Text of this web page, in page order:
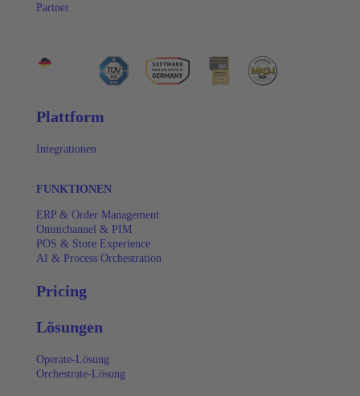
Partner
Plattform
Integrationen
FUNKTIONEN
ERP & Order Management
Omnichannel & PIM
POS & Store Experience
AI & Process Orchestration
Pricing
Lösungen
Operate-Lösung
Orchestrate-Lösung